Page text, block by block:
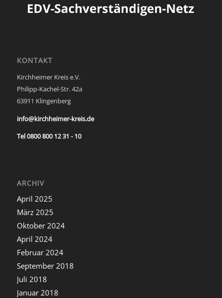
KONTAKT
Kirchheimer Kreis e.V.
Philipp-Kachel-Str. 42a
63911 Klingenberg
info@kirchheimer-kreis.de
Tel 0800 800 12 31 - 10
ARCHIV
April 2025
März 2025
Oktober 2024
April 2024
Februar 2024
September 2018
Juli 2018
Januar 2018